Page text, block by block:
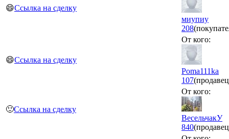
😄Ссылка на сделку
миупиу
208
😄Ссылка на сделку
От кого:
Poma111ka
107
🙂Ссылка на сделку
От кого:
ВесельчакУ
840